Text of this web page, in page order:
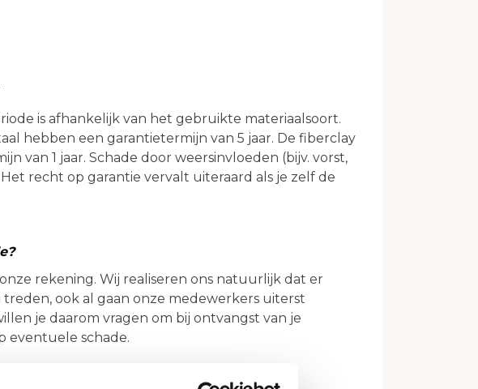
is afhankelijk van het gebruikte materiaalsoort.
hebben een garantietermijn van 5 jaar. De fiberclay
van 1 jaar. Schade door weersinvloeden (bijv. vorst,
recht op garantie vervalt uiteraard als je zelf de
rekening. Wij realiseren ons natuurlijk dat er
ook al gaan onze medewerkers uiterst
je daarom vragen om bij ontvangst van je
eventuele schade.